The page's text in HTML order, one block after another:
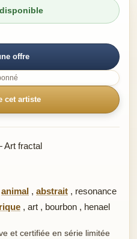
offre
cet artiste
Art fractal
animal , abstrait , resonance
, art , bourbon , henael
et certifiée en série limitée